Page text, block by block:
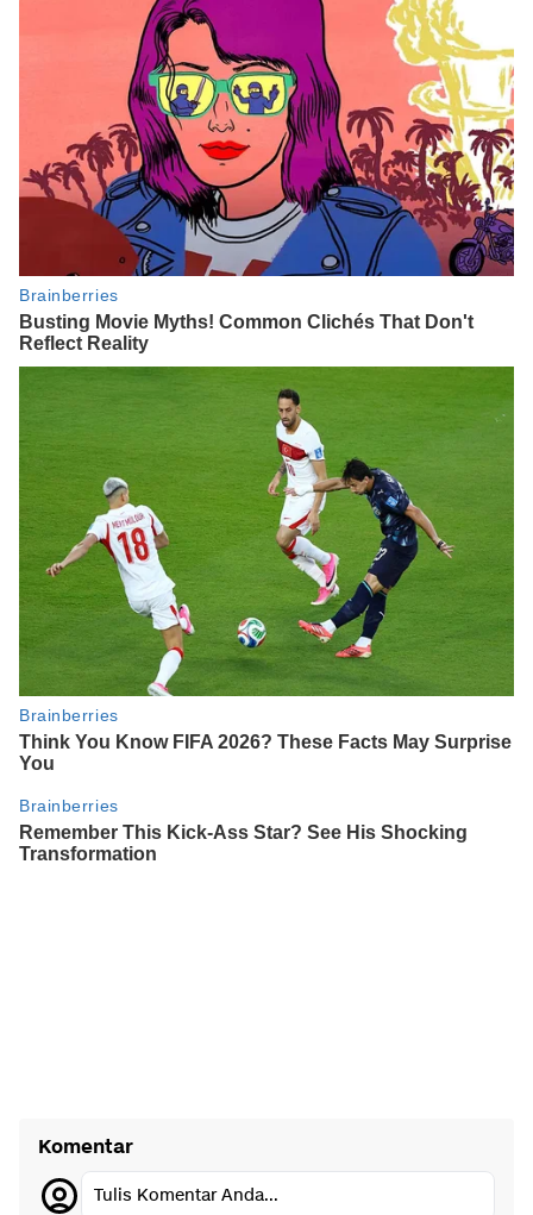
Komentar
Tulis Komentar Anda...